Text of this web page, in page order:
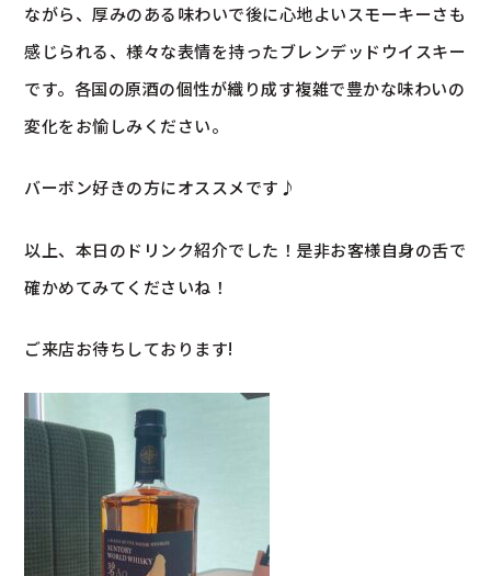
ながら、厚みのある味わいで後に心地よいスモーキーさも
感じられる、様々な表情を持ったブレンデッドウイスキー
です。各国の原酒の個性が織り成す複雑で豊かな味わいの
変化をお愉しみください。
バーボン好きの方にオススメです♪
以上、本日のドリンク紹介でした！是非お客様自身の舌で
確かめてみてくださいね！
ご来店お待ちしております!